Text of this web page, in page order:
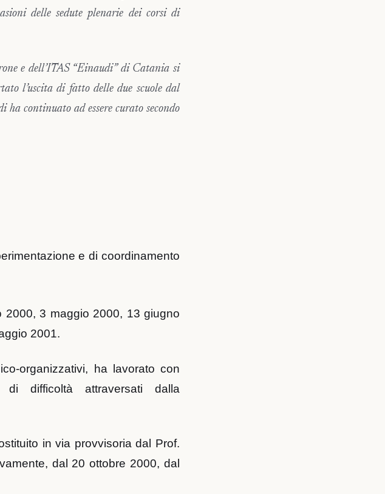
delle sedute plenarie dei corsi di
e dell’ITAS “Einaudi” di Catania si
l’uscita di fatto delle due scuole dal
ha continuato ad essere curato secondo
e di coordinamento
3 maggio 2000, 13 giugno
2001.
organizzativi, ha lavorato con
difficoltà attraversati dalla
in via provvisoria dal Prof.
dal 20 ottobre 2000, dal